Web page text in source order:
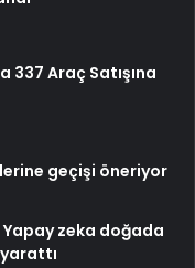
337 Araç Satışına
geçişi öneriyor
Yapay zeka doğada